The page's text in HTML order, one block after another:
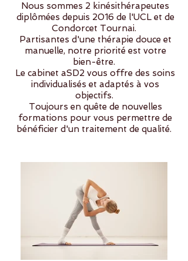
Nous sommes 2 kinésithérapeutes
diplômées depuis 2016 de l'UCL et de
Condorcet Tournai.
Partisantes d'une thérapie douce et
manuelle, notre priorité est votre
bien-être.
Le cabinet aSD2 vous offre des soins
individualisés et adaptés à vos
objectifs.
Toujours en quête de nouvelles
formations pour vous permettre de
bénéficier d'un traitement de qualité.